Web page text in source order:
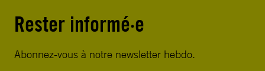
Rester informé·e
Abonnez-vous à notre newsletter hebdo.